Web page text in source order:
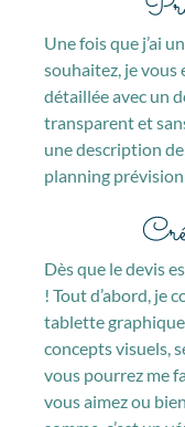
Une fois que j’ai
souhaitez, je
détaillée avec un
transparent et
une description
planning
Dès que le devis
! Tout d’abord, je
tablette
concepts visuels,
vous pourrez me
vous aimez ou